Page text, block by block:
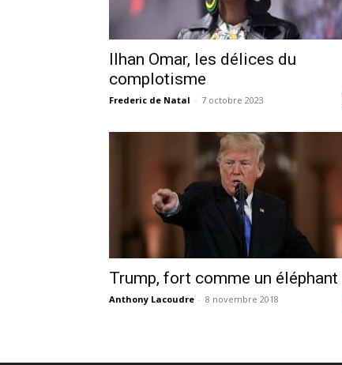
Ilhan Omar, les délices du
complotisme
Frederic de Natal - 7 octobre 2023
Trump, fort comme un éléphant
Anthony Lacoudre - 8 novembre 2018